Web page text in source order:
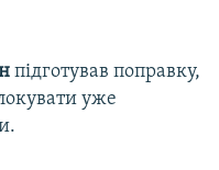
підготував поправку,
уже